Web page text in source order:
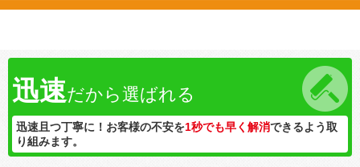
迅速だから選ばれる
迅速且つ丁寧に！お客様の不安を1秒でも早く解消できるよう取
り組みます。